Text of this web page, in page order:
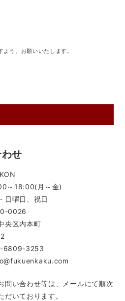
う、お願いいたします。
せ
～18:00(月～金)
日曜日、祝日
0026
央区内本町
6809-3253
問い合わせ等は、メールにて順次
だいております。